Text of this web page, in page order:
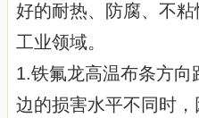
好的耐热、防腐、不
工业领域。
1.铁氟龙高温布条方
边的损害水平不同时